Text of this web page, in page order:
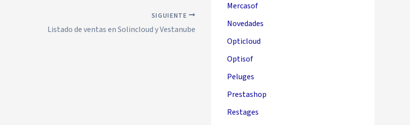
SIGUIENTE
Listado de ventas en Solincloud y Vestanube
Mercasof
Novedades
Opticloud
Optisof
Peluges
Prestashop
Restages